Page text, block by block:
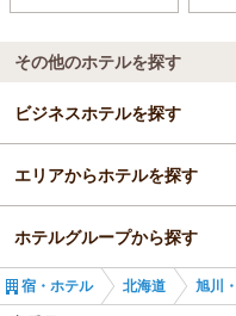
その他のホテルを探す
ビジネスホテルを探す
北海道
旭川・層雲峡
層雲峡・旭岳・天人峡・東
エリアからホテルを探す
北海道
旭川・層雲峡
ホテルグループから探す
全国の野口観光グループ
宿・ホテル 北海道 旭川